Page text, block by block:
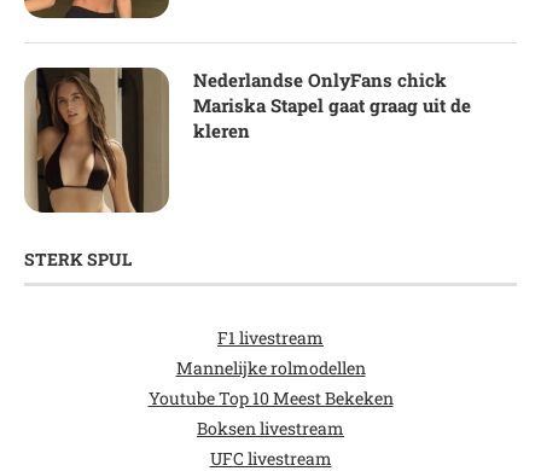
Nederlandse OnlyFans chick
Mariska Stapel gaat graag uit de
kleren
STERK SPUL
F1 livestream
Mannelijke rolmodellen
Youtube Top 10 Meest Bekeken
Boksen livestream
UFC livestream